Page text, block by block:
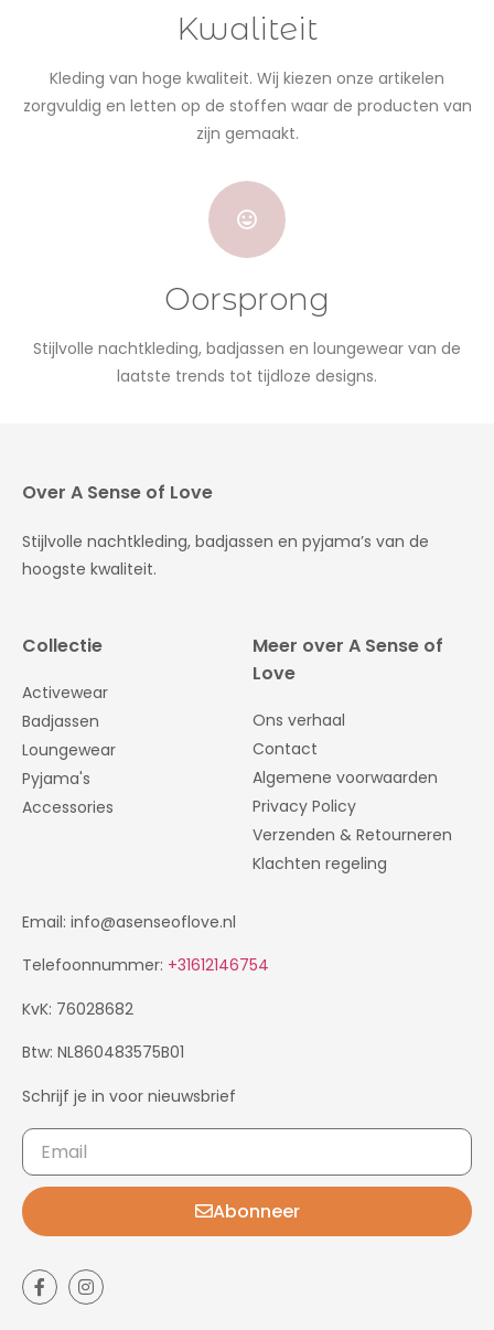
Kwaliteit
Kleding van hoge kwaliteit. Wij kiezen onze artikelen
zorgvuldig en letten op de stoffen waar de producten van
zijn gemaakt.
Oorsprong
Stijlvolle nachtkleding, badjassen en loungewear van de
laatste trends tot tijdloze designs.
Over A Sense of Love
Stijlvolle nachtkleding, badjassen en pyjama’s van de
hoogste kwaliteit.
Collectie
Activewear
Badjassen
Loungewear
Pyjama's
Accessories
Meer over A Sense of
Love
Ons verhaal
Contact
Algemene voorwaarden
Privacy Policy
Verzenden & Retourneren
Klachten regeling
Email: info@asenseoflove.nl
Telefoonnummer: +31612146754
KvK: 76028682
Btw: NL860483575B01
Schrijf je in voor nieuwsbrief
Abonneer